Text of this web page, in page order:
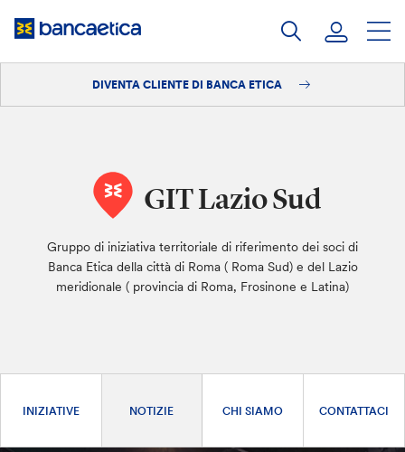
DIVENTA CLIENTE DI BANCA ETICA
GIT Lazio Sud
Gruppo di iniziativa territoriale di riferimento dei soci di
Banca Etica della città di Roma ( Roma Sud) e del Lazio
meridionale ( provincia di Roma, Frosinone e Latina)
INIZIATIVE NOTIZIE CHI SIAMO CONTATTACI